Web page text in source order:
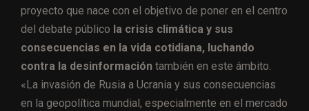
proyecto que nace con el objetivo de poner en el centro
del debate público la crisis climática y sus
consecuencias en la vida cotidiana, luchando
contra la desinformación también en este ámbito.
«La invasión de Rusia a Ucrania y sus consecuencias
en la geopolítica mundial, especialmente en el mercado